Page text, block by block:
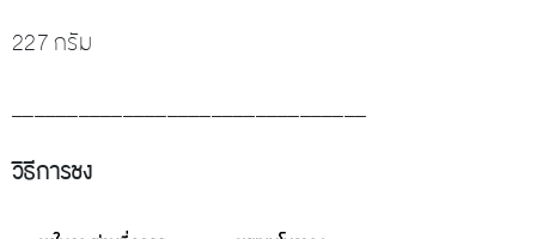
227 กรัม
________________________________
วิธีการชง